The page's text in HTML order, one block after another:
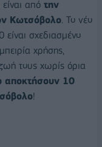
είναι από την
Κωτσόβολο. Το νέο
είναι σχεδιασμένο
χρήσης,
τους χωρίς όρια
αποκτήσουν 10
!